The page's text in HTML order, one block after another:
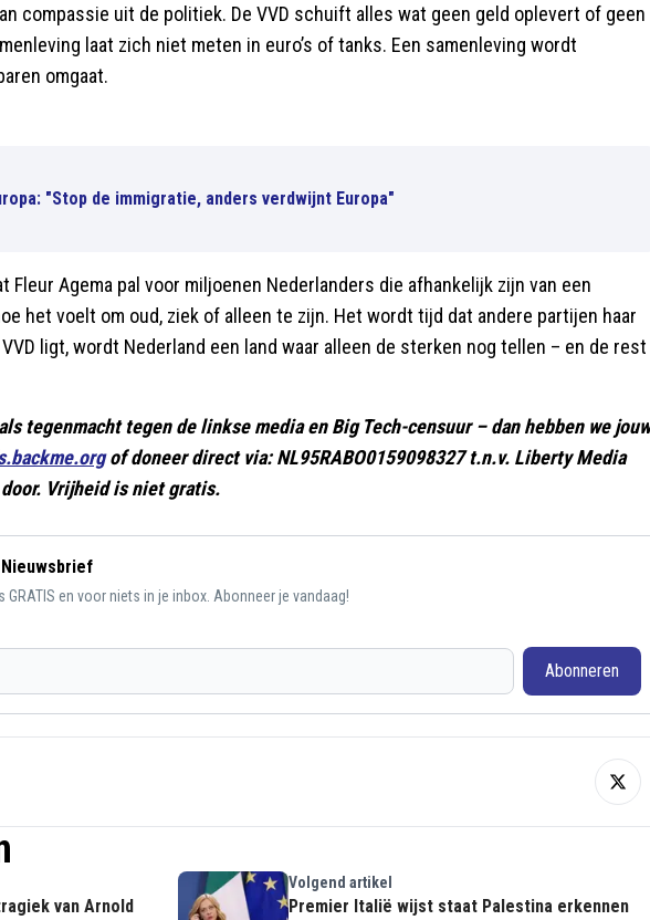
compassie uit de politiek. De VVD schuift alles wat geen geld oplevert of geen
laat zich niet meten in euro’s of tanks. Een samenleving wordt
omgaat.
"Stop de immigratie, anders verdwijnt Europa"
Agema pal voor miljoenen Nederlanders die afhankelijk zijn van een
het voelt om oud, ziek of alleen te zijn. Het wordt tijd dat andere partijen haar
ligt, wordt Nederland een land waar alleen de sterken nog tellen – en de rest
tegenmacht tegen de linkse media en Big Tech-censuur – dan hebben we jouw
of doneer direct via: NL95RABO0159098327 t.n.v. Liberty Media
Vrijheid is niet gratis.
Nieuwsbrief
GRATIS en voor niets in je inbox. Abonneer je vandaag!
Abonneren
van Arnold
Volgend artikel
Premier Italië wijst staat Palestina erkennen